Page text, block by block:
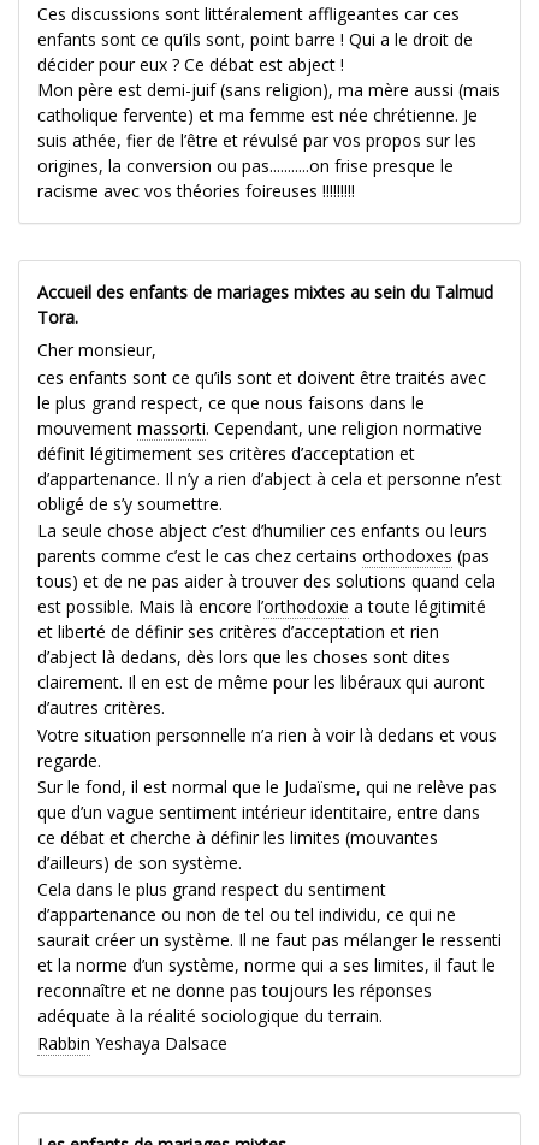
Ces discussions sont littéralement affligeantes car ces
enfants sont ce qu’ils sont, point barre ! Qui a le droit de
décider pour eux ? Ce débat est abject !
Mon père est demi-juif (sans religion), ma mère aussi (mais
catholique fervente) et ma femme est née chrétienne. Je
suis athée, fier de l’être et révulsé par vos propos sur les
origines, la conversion ou pas...........on frise presque le
racisme avec vos théories foireuses !!!!!!!!!
Accueil des enfants de mariages mixtes au sein du Talmud
Tora.
Cher monsieur,
ces enfants sont ce qu’ils sont et doivent être traités avec
le plus grand respect, ce que nous faisons dans le
mouvement massorti. Cependant, une religion normative
définit légitimement ses critères d’acceptation et
d’appartenance. Il n’y a rien d’abject à cela et personne n’est
obligé de s’y soumettre.
La seule chose abject c’est d’humilier ces enfants ou leurs
parents comme c’est le cas chez certains orthodoxes (pas
tous) et de ne pas aider à trouver des solutions quand cela
est possible. Mais là encore l’orthodoxie a toute légitimité
et liberté de définir ses critères d’acceptation et rien
d’abject là dedans, dès lors que les choses sont dites
clairement. Il en est de même pour les libéraux qui auront
d’autres critères.
Votre situation personnelle n’a rien à voir là dedans et vous
regarde.
Sur le fond, il est normal que le Judaïsme, qui ne relève pas
que d’un vague sentiment intérieur identitaire, entre dans
ce débat et cherche à définir les limites (mouvantes
d’ailleurs) de son système.
Cela dans le plus grand respect du sentiment
d’appartenance ou non de tel ou tel individu, ce qui ne
saurait créer un système. Il ne faut pas mélanger le ressenti
et la norme d’un système, norme qui a ses limites, il faut le
reconnaître et ne donne pas toujours les réponses
adéquate à la réalité sociologique du terrain.
Rabbin Yeshaya Dalsace